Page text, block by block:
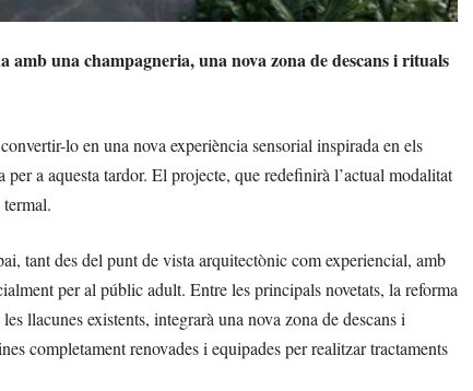
amb una champagneria, una nova zona de descans i rituals
lo en una nova experiència sensorial inspirada en els
a aquesta tardor. El projecte, que redefinirà l’actual modalitat
tant des del punt de vista arquitectònic com experiencial, amb
per al públic adult. Entre les principals novetats, la reforma
llacunes existents, integrarà una nova zona de descans i
completament renovades i equipades per realitzar tractaments